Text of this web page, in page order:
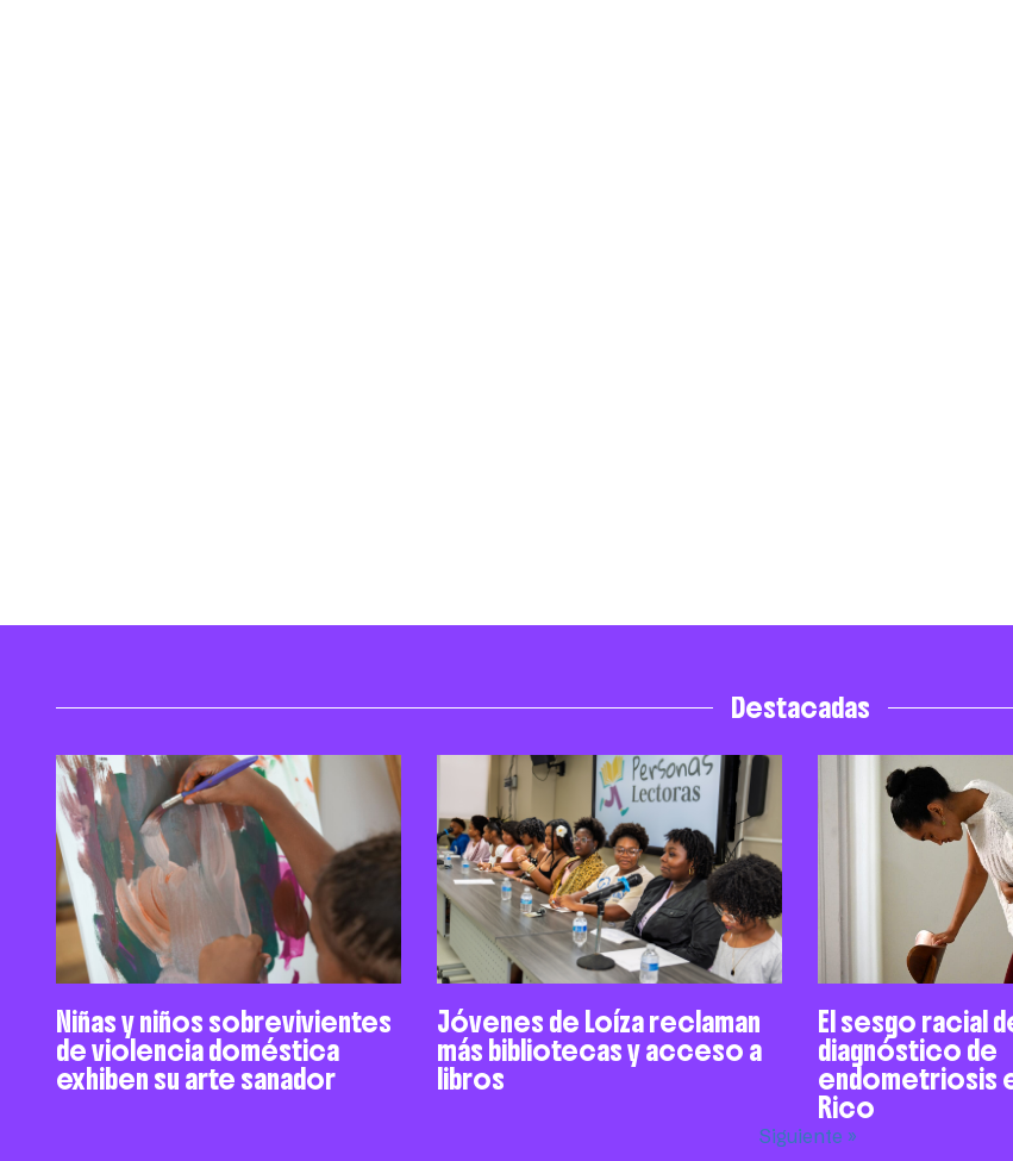
Destacadas
Niñas y niños sobrevivientes
de violencia doméstica
exhiben su arte sanador
Jóvenes de Loíza reclaman
más bibliotecas y acceso a
libros
El sesgo racial
diagnóstico de
endometriosis
Rico
Siguiente »